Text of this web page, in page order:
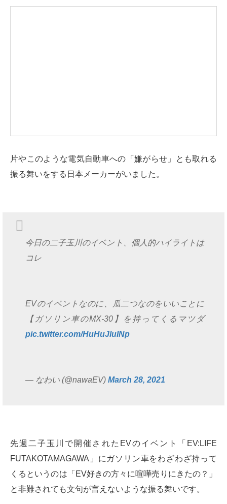
片やこのような電気自動車への「嫌がらせ」とも取れる
振る舞いをする日本メーカーがいました。
今日の二子玉川のイベント、個人的ハイライトは
コレ
EVのイベントなのに、瓜二つなのをいいことに
【ガソリン車のMX-30】を持ってくるマツダ
pic.twitter.com/HuHuJluINp
— なわい (@nawaEV) March 28, 2021
先週二子玉川で開催されたEVのイベント「EV:LIFE
FUTAKOTAMAGAWA」にガソリン車をわざわざ持って
くるというのは「EV好きの方々に喧嘩売りにきたの？」
と非難されても文句が言えないような振る舞いです。